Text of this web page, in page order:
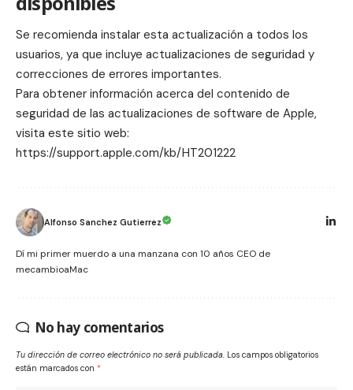
Se recomienda instalar esta actualización a todos los
usuarios, ya que incluye actualizaciones de seguridad y
correcciones de errores importantes.
Para obtener información acerca del contenido de
seguridad de las actualizaciones de software de Apple,
visita este sitio web:
https://support.apple.com/kb/HT201222
Alfonso Sanchez Gutierrez
Dí mi primer muerdo a una manzana con 10 años CEO de
mecambioaMac
No hay comentarios
Tu dirección de correo electrónico no será publicada. Los campos obligatorios
están marcados con *